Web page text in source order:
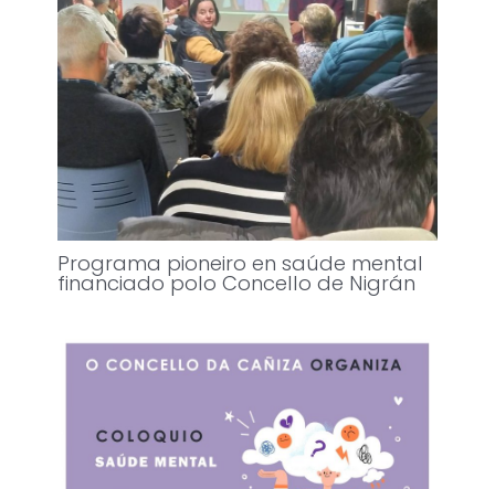
Programa pioneiro en saúde mental
financiado polo Concello de Nigrán